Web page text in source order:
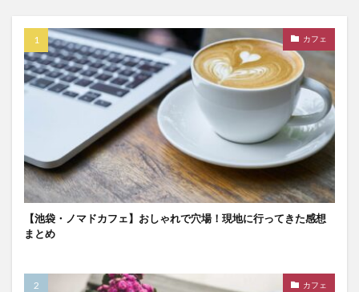
カフェ
【池袋・ノマドカフェ】おしゃれで穴場！現地に行ってきた感想
まとめ
カフェ